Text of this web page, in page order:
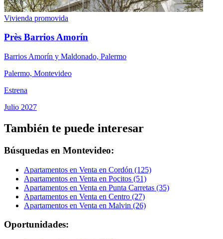
Vivienda promovida
Près Barrios Amorín
Barrios Amorín y Maldonado, Palermo
Palermo, Montevideo
Estrena
Julio 2027
También te puede interesar
Búsquedas en Montevideo:
Apartamentos en Venta en Cordón (125)
Apartamentos en Venta en Pocitos (51)
Apartamentos en Venta en Punta Carretas (35)
Apartamentos en Venta en Centro (27)
Apartamentos en Venta en Malvin (26)
Oportunidades: